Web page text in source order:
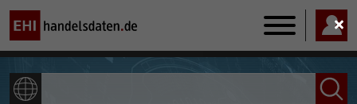
Main
navigation